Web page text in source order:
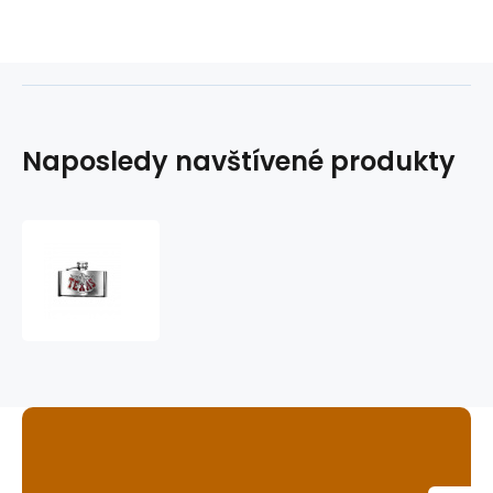
Naposledy navštívené produkty